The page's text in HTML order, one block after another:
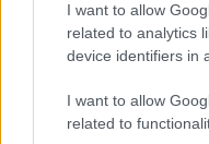
I want to allow
related to analytics
device identifiers in
I want to allow
related to